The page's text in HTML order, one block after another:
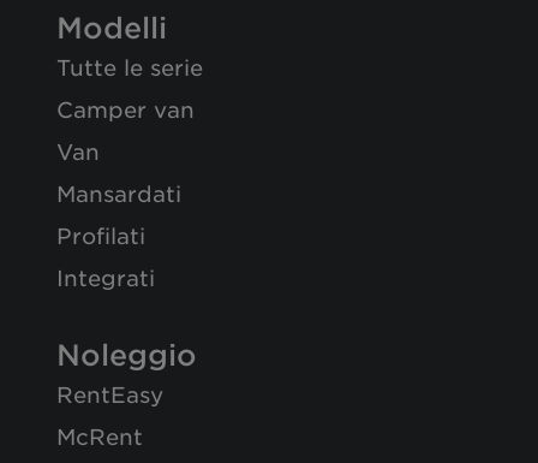
Modelli
Tutte le serie
Camper van
Van
Mansardati
Profilati
Integrati
Noleggio
RentEasy
McRent